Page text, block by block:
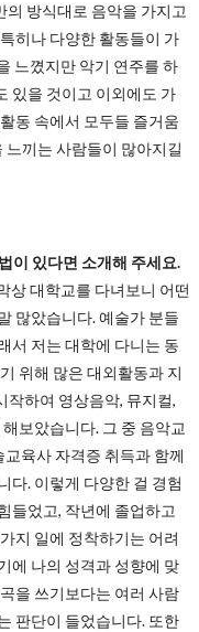
방식대로 음악을 가지고
히나 다양한 활동들이 가
느꼈지만 악기 연주를 하
있을 것이고 이외에도 가
동 속에서 모두들 즐거움
느끼는 사람들이 많아지길
이 있다면 소개해 주세요.
상 대학교를 다녀보니 어떤
많았습니다. 예술가 분들
서 저는 대학에 다니는 동
위해 많은 대외활동과 지
작하여 영상음악, 뮤지컬,
보았습니다. 그 중 음악교
육사 자격증 취득과 함께
다. 이렇게 다양한 걸 경험
들었고, 작년에 졸업하고
지 일에 정착하기는 어려
에 나의 성격과 성향에 맞
을 쓰기보다는 여러 사람
판단이 들었습니다. 또한